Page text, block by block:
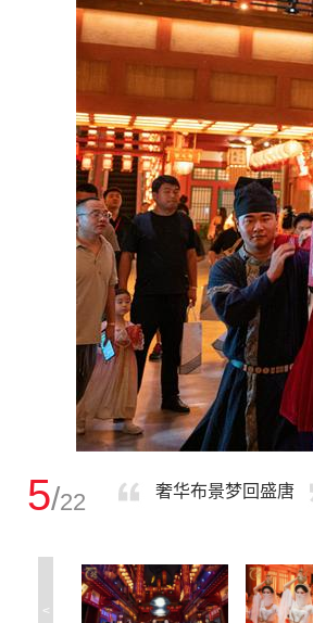
5/22 奢华布景梦回盛唐
<